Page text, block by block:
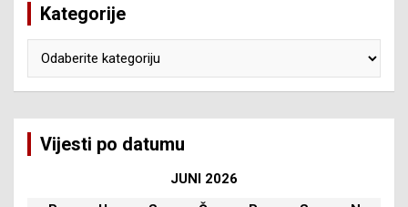
Kategorije
Vijesti po datumu
JUNI 2026